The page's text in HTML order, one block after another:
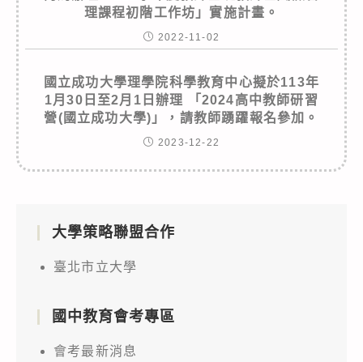
理課程初階工作坊」實施計畫。
2022-11-02
國立成功大學理學院科學教育中心擬於113年
1月30日至2月1日辦理 「2024高中教師研習
營(國立成功大學)」，請教師踴躍報名參加。
2023-12-22
大學策略聯盟合作
臺北市立大學
國中教育會考專區
會考最新消息